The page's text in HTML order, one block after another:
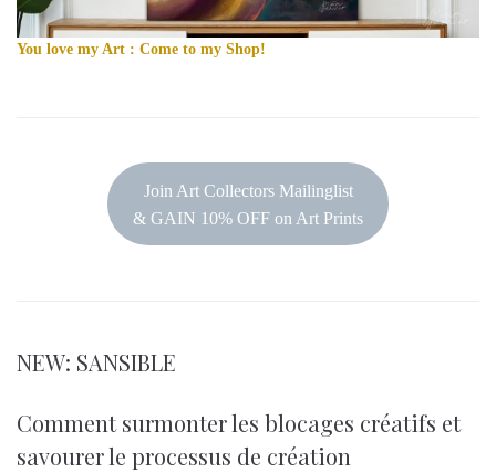
You love my Art : Come to my Shop!
Join Art Collectors Mailinglist
& GAIN 10% OFF on Art Prints
NEW: SANSIBLE
Comment surmonter les blocages créatifs et
savourer le processus de création